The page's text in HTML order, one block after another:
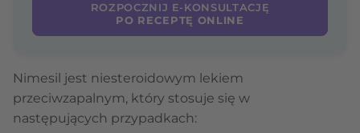
ROZPOCZNIJ E-KONSULTACJĘ
PO RECEPTĘ ONLINE
Nimesil jest niesteroidowym lekiem
przeciwzapalnym, który stosuje się w
następujących przypadkach: